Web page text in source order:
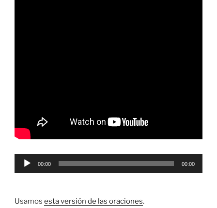
Reproductor
00:00 00:00
Usamos esta versión de las oraciones.